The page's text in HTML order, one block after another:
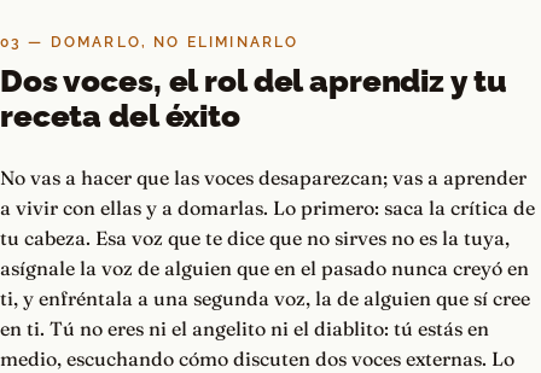
03 — DOMARLO, NO ELIMINARLO
Dos voces, el rol del aprendiz y tu
receta del éxito
No vas a hacer que las voces desaparezcan; vas a aprender
a vivir con ellas y a domarlas. Lo primero: saca la crítica de
tu cabeza. Esa voz que te dice que no sirves no es la tuya,
asígnale la voz de alguien que en el pasado nunca creyó en
ti, y enfréntala a una segunda voz, la de alguien que sí cree
en ti. Tú no eres ni el angelito ni el diablito: tú estás en
medio, escuchando cómo discuten dos voces externas. Lo